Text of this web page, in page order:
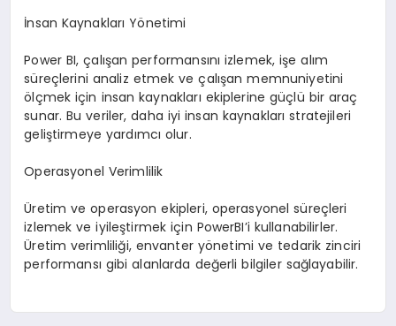
İnsan Kaynakları Yönetimi
Power BI, çalışan performansını izlemek, işe alım
süreçlerini analiz etmek ve çalışan memnuniyetini
ölçmek için insan kaynakları ekiplerine güçlü bir araç
sunar. Bu veriler, daha iyi insan kaynakları stratejileri
geliştirmeye yardımcı olur.
Operasyonel Verimlilik
Üretim ve operasyon ekipleri, operasyonel süreçleri
izlemek ve iyileştirmek için PowerBI’i kullanabilirler.
Üretim verimliliği, envanter yönetimi ve tedarik zinciri
performansı gibi alanlarda değerli bilgiler sağlayabilir.